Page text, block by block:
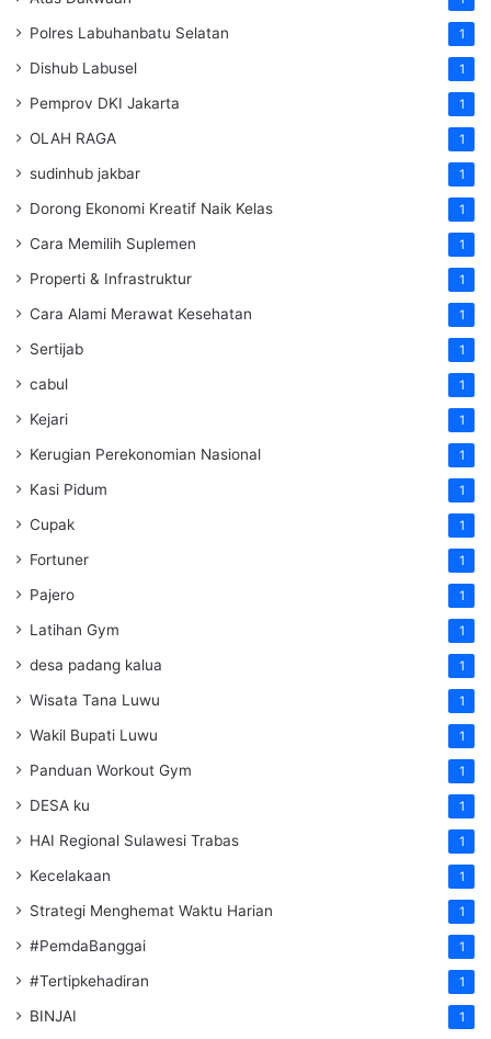
Polres Labuhanbatu Selatan 1
Dishub Labusel 1
Pemprov DKI Jakarta 1
OLAH RAGA 1
sudinhub jakbar 1
Dorong Ekonomi Kreatif Naik Kelas 1
Cara Memilih Suplemen 1
Properti & Infrastruktur 1
Cara Alami Merawat Kesehatan 1
Sertijab 1
cabul 1
Kejari 1
Kerugian Perekonomian Nasional 1
Kasi Pidum 1
Cupak 1
Fortuner 1
Pajero 1
Latihan Gym 1
desa padang kalua 1
Wisata Tana Luwu 1
Wakil Bupati Luwu 1
Panduan Workout Gym 1
DESA ku 1
HAI Regional Sulawesi Trabas 1
Kecelakaan 1
Strategi Menghemat Waktu Harian 1
#PemdaBanggai 1
#Tertipkehadiran 1
BINJAI 1